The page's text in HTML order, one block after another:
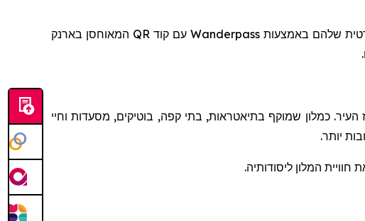
שלהם באמצעות Wanderpass עם קוד QR המאוחסן בארנק
כמלון שמוקף בתיאטראות, בתי קפה, בוטיקים, מסעדות וחיי
יותר.